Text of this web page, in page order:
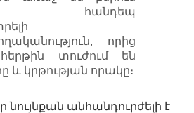
հանդեպ
որից
տուժում են
և կրթության որակը։
նույնքան անհանդուրժելի է